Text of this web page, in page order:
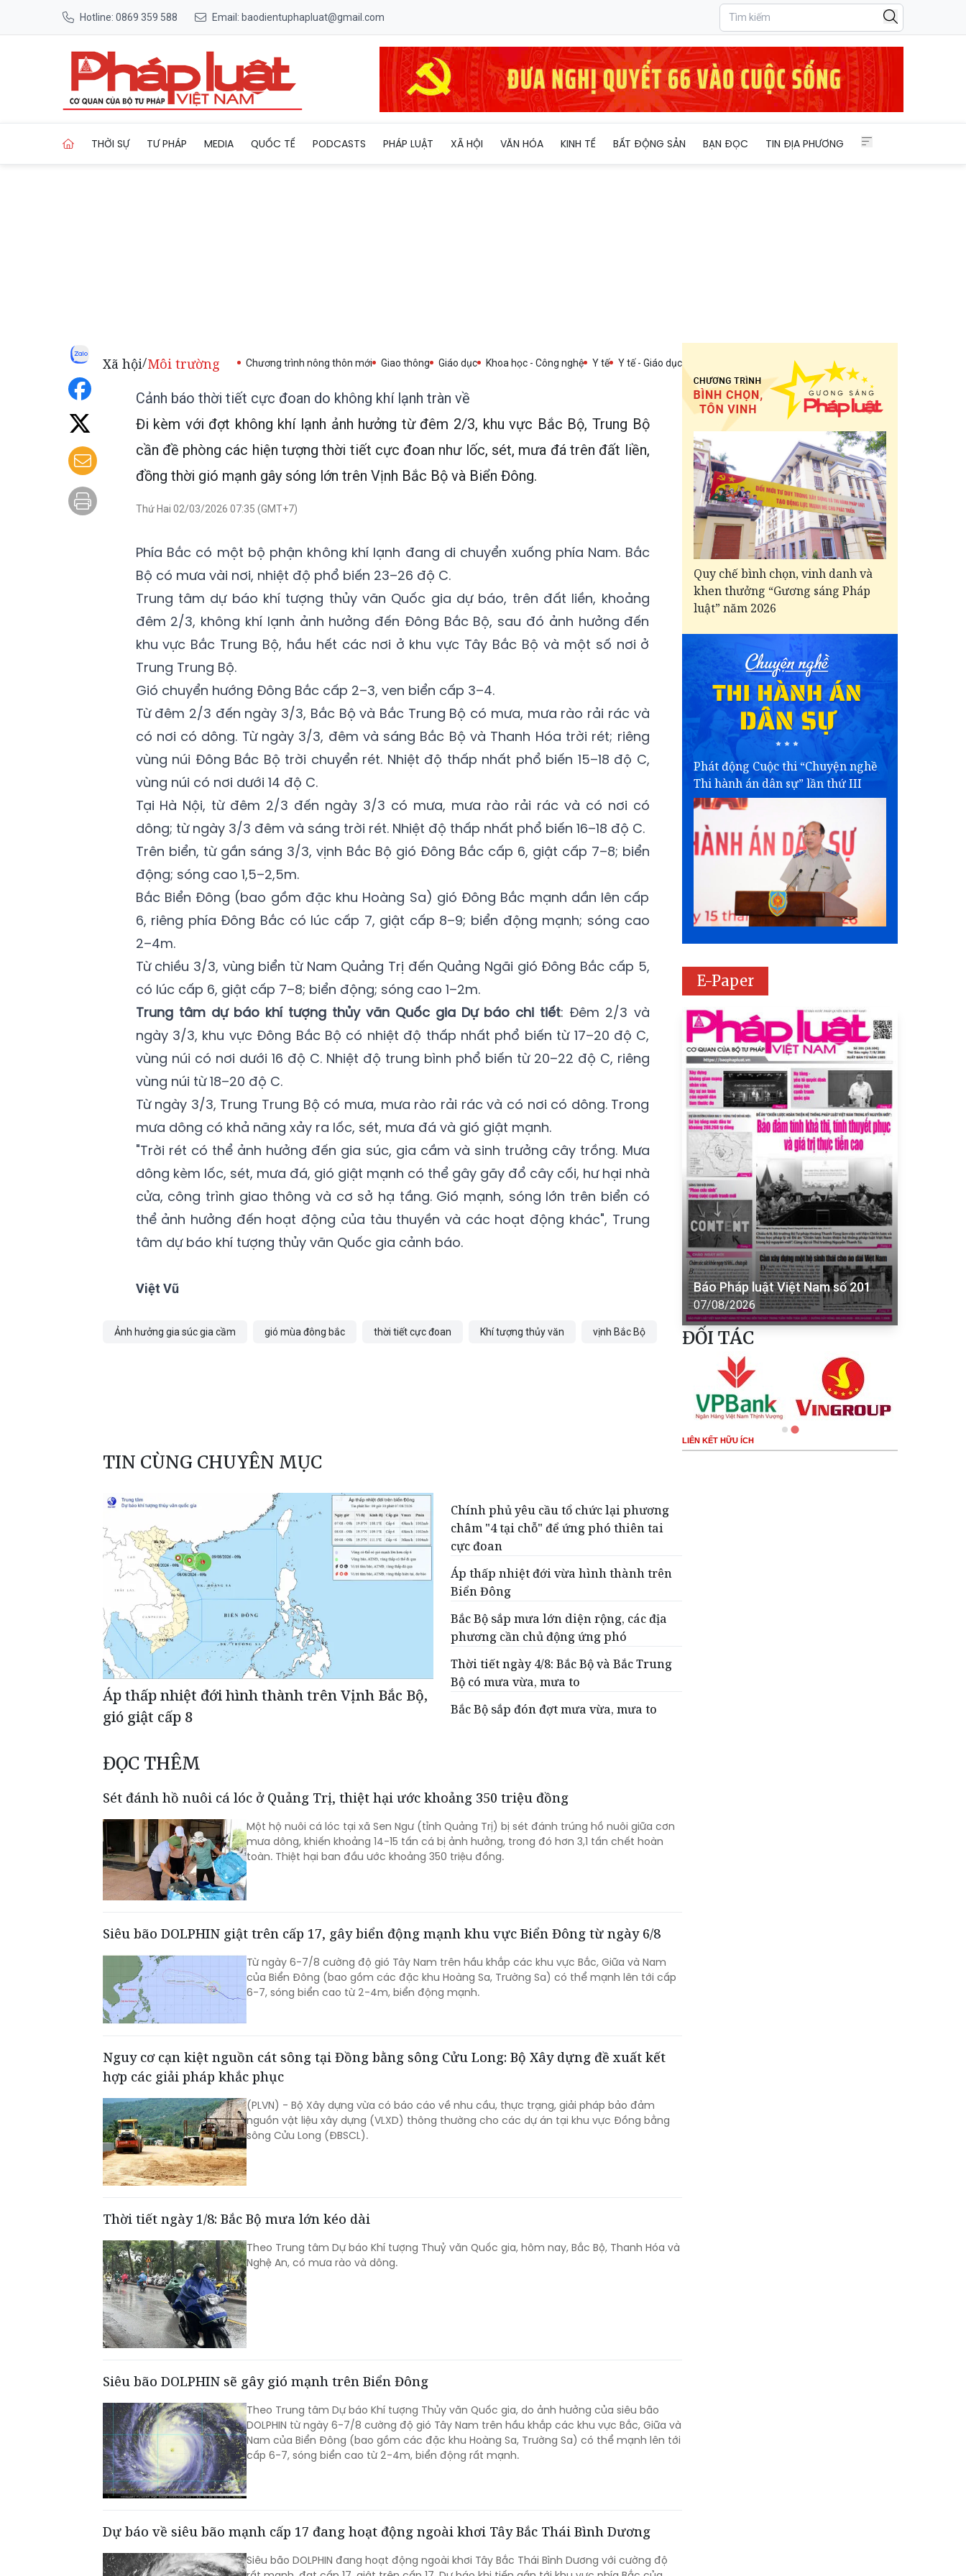
Hotline: 0869 359 588 Email: baodientuphapluat@gmail.com
THỜI SỰ TƯ PHÁP MEDIA QUỐC TẾ PODCASTS PHÁP LUẬT XÃ HỘI VĂN HÓA KINH TẾ BẤT ĐỘNG SẢN BẠN ĐỌC TIN ĐỊA PHƯƠNG
Xã hội/Môi trường Chương trình nông thôn mới Giao thông Giáo dục Khoa học - Công nghệ Y tế Y tế - Giáo dục
Cảnh báo thời tiết cực đoan do không khí lạnh tràn về
Đi kèm với đợt không khí lạnh ảnh hưởng từ đêm 2/3, khu vực Bắc Bộ, Trung Bộ
cần đề phòng các hiện tượng thời tiết cực đoan như lốc, sét, mưa đá trên đất liền,
đồng thời gió mạnh gây sóng lớn trên Vịnh Bắc Bộ và Biển Đông.
Thứ Hai 02/03/2026 07:35 (GMT+7)
Phía Bắc có một bộ phận không khí lạnh đang di chuyển xuống phía Nam. Bắc
Bộ có mưa vài nơi, nhiệt độ phổ biến 23–26 độ C.
Trung tâm dự báo khí tượng thủy văn Quốc gia dự báo, trên đất liền, khoảng
đêm 2/3, không khí lạnh ảnh hưởng đến Đông Bắc Bộ, sau đó ảnh hưởng đến
khu vực Bắc Trung Bộ, hầu hết các nơi ở khu vực Tây Bắc Bộ và một số nơi ở
Trung Trung Bộ.
Gió chuyển hướng Đông Bắc cấp 2–3, ven biển cấp 3–4.
Từ đêm 2/3 đến ngày 3/3, Bắc Bộ và Bắc Trung Bộ có mưa, mưa rào rải rác và
có nơi có dông. Từ ngày 3/3, đêm và sáng Bắc Bộ và Thanh Hóa trời rét; riêng
vùng núi Đông Bắc Bộ trời chuyển rét. Nhiệt độ thấp nhất phổ biến 15–18 độ C,
vùng núi có nơi dưới 14 độ C.
Tại Hà Nội, từ đêm 2/3 đến ngày 3/3 có mưa, mưa rào rải rác và có nơi có
dông; từ ngày 3/3 đêm và sáng trời rét. Nhiệt độ thấp nhất phổ biến 16–18 độ C.
Trên biển, từ gần sáng 3/3, vịnh Bắc Bộ gió Đông Bắc cấp 6, giật cấp 7–8; biển
động; sóng cao 1,5–2,5m.
Bắc Biển Đông (bao gồm đặc khu Hoàng Sa) gió Đông Bắc mạnh dần lên cấp
6, riêng phía Đông Bắc có lúc cấp 7, giật cấp 8–9; biển động mạnh; sóng cao
2–4m.
Từ chiều 3/3, vùng biển từ Nam Quảng Trị đến Quảng Ngãi gió Đông Bắc cấp 5,
có lúc cấp 6, giật cấp 7–8; biển động; sóng cao 1–2m.
Trung tâm dự báo khí tượng thủy văn Quốc gia Dự báo chi tiết: Đêm 2/3 và
ngày 3/3, khu vực Đông Bắc Bộ có nhiệt độ thấp nhất phổ biến từ 17–20 độ C,
vùng núi có nơi dưới 16 độ C. Nhiệt độ trung bình phổ biến từ 20–22 độ C, riêng
vùng núi từ 18–20 độ C.
Từ ngày 3/3, Trung Trung Bộ có mưa, mưa rào rải rác và có nơi có dông. Trong
mưa dông có khả năng xảy ra lốc, sét, mưa đá và gió giật mạnh.
"Trời rét có thể ảnh hưởng đến gia súc, gia cầm và sinh trưởng cây trồng. Mưa
dông kèm lốc, sét, mưa đá, gió giật mạnh có thể gây gãy đổ cây cối, hư hại nhà
cửa, công trình giao thông và cơ sở hạ tầng. Gió mạnh, sóng lớn trên biển có
thể ảnh hưởng đến hoạt động của tàu thuyền và các hoạt động khác", Trung
tâm dự báo khí tượng thủy văn Quốc gia cảnh báo.
Việt Vũ
Ảnh hưởng gia súc gia cầm gió mùa đông bắc thời tiết cực đoan Khí tượng thủy văn vịnh Bắc Bộ
TIN CÙNG CHUYÊN MỤC
Áp thấp nhiệt đới hình thành trên Vịnh Bắc Bộ,
gió giật cấp 8
Chính phủ yêu cầu tổ chức lại phương
châm "4 tại chỗ" để ứng phó thiên tai
cực đoan
Áp thấp nhiệt đới vừa hình thành trên
Biển Đông
Bắc Bộ sắp mưa lớn diện rộng, các địa
phương cần chủ động ứng phó
Thời tiết ngày 4/8: Bắc Bộ và Bắc Trung
Bộ có mưa vừa, mưa to
Bắc Bộ sắp đón đợt mưa vừa, mưa to
ĐỌC THÊM
Sét đánh hồ nuôi cá lóc ở Quảng Trị, thiệt hại ước khoảng 350 triệu đồng
Một hộ nuôi cá lóc tại xã Sen Ngư (tỉnh Quảng Trị) bị sét đánh trúng hồ nuôi giữa cơn
mưa dông, khiến khoảng 14-15 tấn cá bị ảnh hưởng, trong đó hơn 3,1 tấn chết hoàn
toàn. Thiệt hại ban đầu ước khoảng 350 triệu đồng.
Siêu bão DOLPHIN giật trên cấp 17, gây biển động mạnh khu vực Biển Đông từ ngày 6/8
Từ ngày 6-7/8 cường độ gió Tây Nam trên hầu khắp các khu vực Bắc, Giữa và Nam
của Biển Đông (bao gồm các đặc khu Hoàng Sa, Trường Sa) có thể mạnh lên tới cấp
6-7, sóng biển cao từ 2-4m, biển động mạnh.
Nguy cơ cạn kiệt nguồn cát sông tại Đồng bằng sông Cửu Long: Bộ Xây dựng đề xuất kết
hợp các giải pháp khắc phục
(PLVN) - Bộ Xây dựng vừa có báo cáo về nhu cầu, thực trạng, giải pháp bảo đảm
nguồn vật liệu xây dựng (VLXD) thông thường cho các dự án tại khu vực Đồng bằng
sông Cửu Long (ĐBSCL).
Thời tiết ngày 1/8: Bắc Bộ mưa lớn kéo dài
Theo Trung tâm Dự báo Khí tượng Thuỷ văn Quốc gia, hôm nay, Bắc Bộ, Thanh Hóa và
Nghệ An, có mưa rào và dông.
Siêu bão DOLPHIN sẽ gây gió mạnh trên Biển Đông
Theo Trung tâm Dự báo Khí tượng Thủy văn Quốc gia, do ảnh hưởng của siêu bão
DOLPHIN từ ngày 6-7/8 cường độ gió Tây Nam trên hầu khắp các khu vực Bắc, Giữa và
Nam của Biển Đông (bao gồm các đặc khu Hoàng Sa, Trường Sa) có thể mạnh lên tới
cấp 6-7, sóng biển cao từ 2-4m, biển động rất mạnh.
Dự báo về siêu bão mạnh cấp 17 đang hoạt động ngoài khơi Tây Bắc Thái Bình Dương
Siêu bão DOLPHIN đang hoạt động ngoài khơi Tây Bắc Thái Bình Dương với cường độ
Quy chế bình chọn, vinh danh và
khen thưởng “Gương sáng Pháp
luật” năm 2026
Phát động Cuộc thi “Chuyện nghề
Thi hành án dân sự” lần thứ III
E-Paper
Báo Pháp luật Việt Nam số 201
07/08/2026
ĐỐI TÁC
LIÊN KẾT HỮU ÍCH